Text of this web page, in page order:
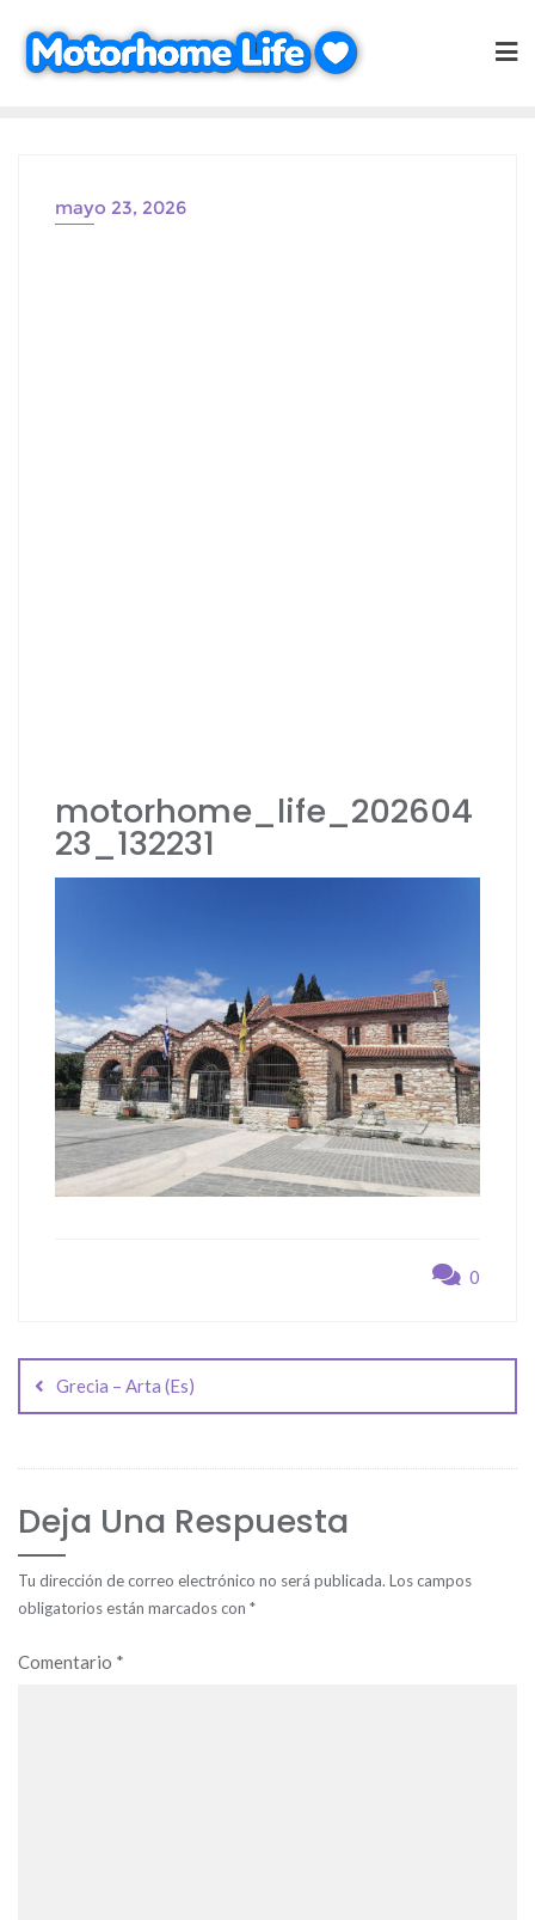
contenido
mayo 23, 2026
motorhome_life_202604
23_132231
0
de
entradas
Grecia – Arta (Es)
Deja Una Respuesta
Tu dirección de correo electrónico no será publicada. Los campos
obligatorios están marcados con *
Comentario *